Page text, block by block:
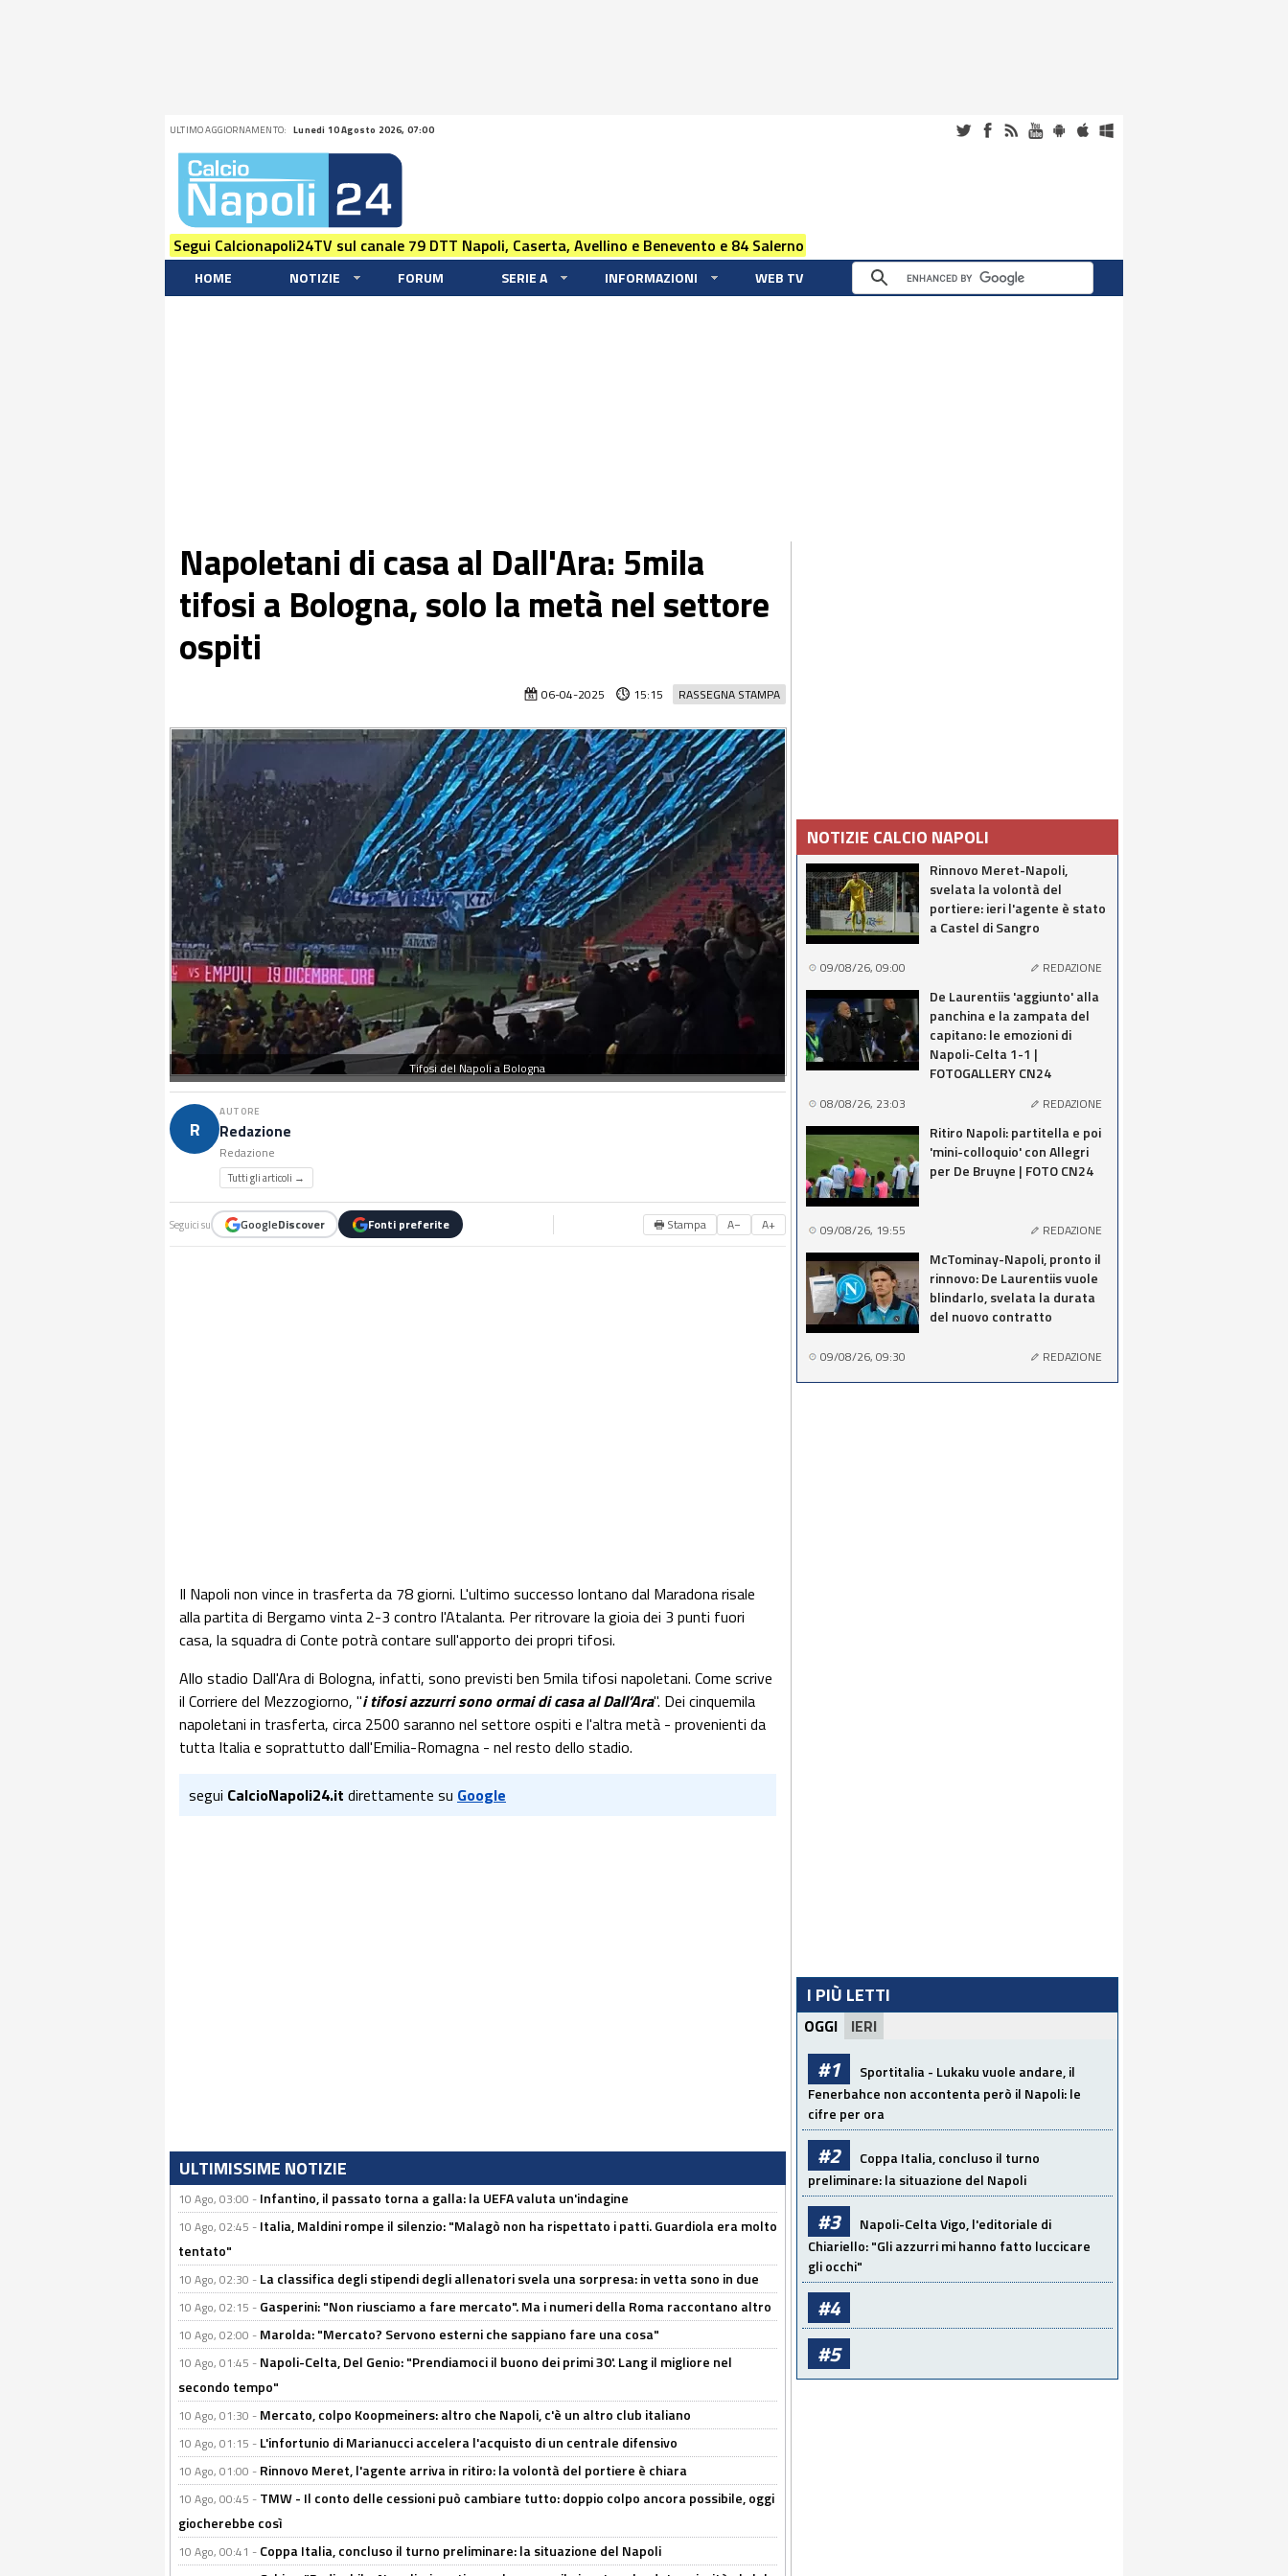
ULTIMO AGGIORNAMENTO: Lunedi 10 Agosto 2026, 07:00
Segui Calcionapoli24TV sul canale 79 DTT Napoli, Caserta, Avellino e Benevento e 84 Salerno
HOME NOTIZIE FORUM SERIE A INFORMAZIONI WEB TV
Napoletani di casa al Dall'Ara: 5mila
tifosi a Bologna, solo la metà nel settore
ospiti
RASSEGNA STAMPA
06-04-2025 15:15
Tifosi del Napoli a Bologna
R
AUTORE
Redazione
Redazione
Tutti gli articoli →
Seguici su GoogleDiscover Fonti preferite 🖶 Stampa A− A+
Il Napoli non vince in trasferta da 78 giorni. L'ultimo successo lontano dal Maradona risale
alla partita di Bergamo vinta 2-3 contro l'Atalanta. Per ritrovare la gioia dei 3 punti fuori
casa, la squadra di Conte potrà contare sull'apporto dei propri tifosi.
Allo stadio Dall'Ara di Bologna, infatti, sono previsti ben 5mila tifosi napoletani. Come scrive
il Corriere del Mezzogiorno, "i tifosi azzurri sono ormai di casa al Dall’Ara". Dei cinquemila
napoletani in trasferta, circa 2500 saranno nel settore ospiti e l'altra metà - provenienti da
tutta Italia e soprattutto dall'Emilia-Romagna - nel resto dello stadio.
segui CalcioNapoli24.it direttamente su Google
ULTIMISSIME NOTIZIE
10 Ago, 03:00 - Infantino, il passato torna a galla: la UEFA valuta un'indagine
10 Ago, 02:45 - Italia, Maldini rompe il silenzio: "Malagò non ha rispettato i patti. Guardiola era molto
tentato"
10 Ago, 02:30 - La classifica degli stipendi degli allenatori svela una sorpresa: in vetta sono in due
10 Ago, 02:15 - Gasperini: "Non riusciamo a fare mercato". Ma i numeri della Roma raccontano altro
10 Ago, 02:00 - Marolda: "Mercato? Servono esterni che sappiano fare una cosa"
10 Ago, 01:45 - Napoli-Celta, Del Genio: "Prendiamoci il buono dei primi 30'. Lang il migliore nel
secondo tempo"
10 Ago, 01:30 - Mercato, colpo Koopmeiners: altro che Napoli, c'è un altro club italiano
10 Ago, 01:15 - L'infortunio di Marianucci accelera l'acquisto di un centrale difensivo
10 Ago, 01:00 - Rinnovo Meret, l'agente arriva in ritiro: la volontà del portiere è chiara
10 Ago, 00:45 - TMW - Il conto delle cessioni può cambiare tutto: doppio colpo ancora possibile, oggi
giocherebbe così
10 Ago, 00:41 - Coppa Italia, concluso il turno preliminare: la situazione del Napoli
NOTIZIE CALCIO NAPOLI
Rinnovo Meret-Napoli,
svelata la volontà del
portiere: ieri l'agente è stato
a Castel di Sangro
09/08/26, 09:00 REDAZIONE
De Laurentiis 'aggiunto' alla
panchina e la zampata del
capitano: le emozioni di
Napoli-Celta 1-1 |
FOTOGALLERY CN24
08/08/26, 23:03 REDAZIONE
Ritiro Napoli: partitella e poi
'mini-colloquio' con Allegri
per De Bruyne | FOTO CN24
09/08/26, 19:55 REDAZIONE
McTominay-Napoli, pronto il
rinnovo: De Laurentiis vuole
blindarlo, svelata la durata
del nuovo contratto
09/08/26, 09:30 REDAZIONE
I PIÙ LETTI
OGGI IERI
#1
Sportitalia - Lukaku vuole andare, il
Fenerbahce non accontenta però il Napoli: le
cifre per ora
#2
Coppa Italia, concluso il turno
preliminare: la situazione del Napoli
#3
Napoli-Celta Vigo, l'editoriale di
Chiariello: "Gli azzurri mi hanno fatto luccicare
gli occhi"
#4
#5